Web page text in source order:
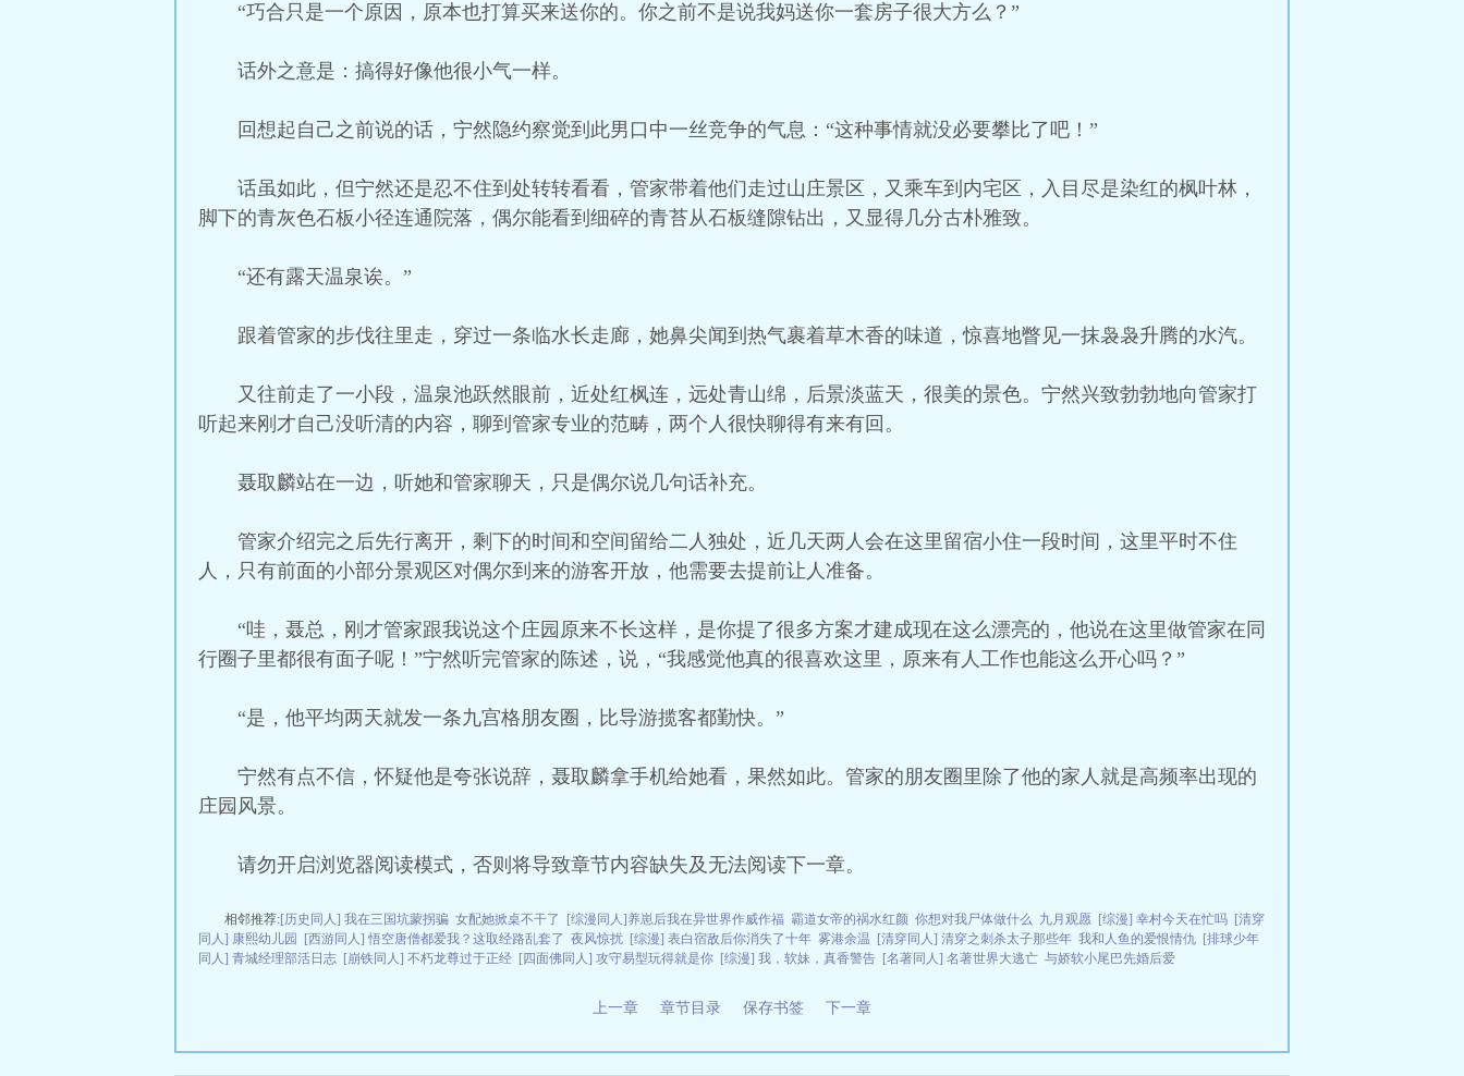
“巧合只是一个原因，原本也打算买来送你的。你之前不是说我妈送你一套房子很大方么？”
话外之意是：搞得好像他很小气一样。
回想起自己之前说的话，宁然隐约察觉到此男口中一丝竞争的气息：“这种事情就没必要攀比了吧！”
话虽如此，但宁然还是忍不住到处转转看看，管家带着他们走过山庄景区，又乘车到内宅区，入目尽是染红的枫叶林，
脚下的青灰色石板小径连通院落，偶尔能看到细碎的青苔从石板缝隙钻出，又显得几分古朴雅致。
“还有露天温泉诶。”
跟着管家的步伐往里走，穿过一条临水长走廊，她鼻尖闻到热气裹着草木香的味道，惊喜地瞥见一抹袅袅升腾的水汽。
又往前走了一小段，温泉池跃然眼前，近处红枫连，远处青山绵，后景淡蓝天，很美的景色。宁然兴致勃勃地向管家打
听起来刚才自己没听清的内容，聊到管家专业的范畴，两个人很快聊得有来有回。
聂取麟站在一边，听她和管家聊天，只是偶尔说几句话补充。
管家介绍完之后先行离开，剩下的时间和空间留给二人独处，近几天两人会在这里留宿小住一段时间，这里平时不住
人，只有前面的小部分景观区对偶尔到来的游客开放，他需要去提前让人准备。
“哇，聂总，刚才管家跟我说这个庄园原来不长这样，是你提了很多方案才建成现在这么漂亮的，他说在这里做管家在同
行圈子里都很有面子呢！”宁然听完管家的陈述，说，“我感觉他真的很喜欢这里，原来有人工作也能这么开心吗？”
“是，他平均两天就发一条九宫格朋友圈，比导游揽客都勤快。”
宁然有点不信，怀疑他是夸张说辞，聂取麟拿手机给她看，果然如此。管家的朋友圈里除了他的家人就是高频率出现的
庄园风景。
请勿开启浏览器阅读模式，否则将导致章节内容缺失及无法阅读下一章。
相邻推荐:[历史同人] 我在三国坑蒙拐骗 女配她掀桌不干了 [综漫同人]养崽后我在异世界作威作福 霸道女帝的祸水红颜 你想对我尸体做什么 九月观愿 [综漫] 幸村今天在忙吗 [清穿
同人] 康熙幼儿园
[西游同人] 悟空唐僧都爱我？这取经路乱套了 夜风惊扰 [综漫] 表白宿敌后你消失了十年 雾港余温 [清穿同人] 清穿之刺杀太子那些年 我和人鱼的爱恨情仇 [排球少年
同人] 青城经理部活日志 [崩铁同人] 不朽龙尊过于正经 [四面佛同人] 攻守易型玩得就是你 [综漫] 我，软妹，真香警告 [名著同人] 名著世界大逃亡 与娇软小尾巴先婚后爱
上一章 章节目录 保存书签 下一章